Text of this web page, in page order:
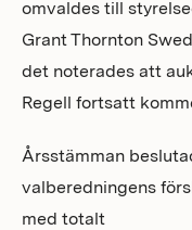
omvaldes till
Grant Thornton
det noterades att
Regell fortsatt
Årsstämman
valberedningens
med totalt